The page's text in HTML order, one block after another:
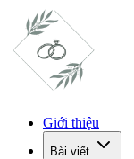
Giới thiệu
Bài viết